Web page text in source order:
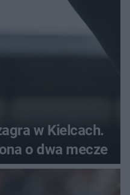
w Kielcach.
o dwa mecze